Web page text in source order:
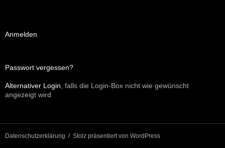
Anmelden
Passwort vergessen?
Alternativer Login , falls die Login-Box nicht wie gewünscht
angezeigt wird
Datenschutzerklärung Stolz präsentiert von WordPress